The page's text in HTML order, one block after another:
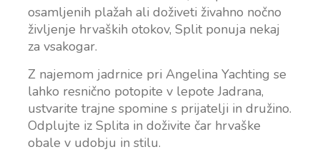
osamljenih plažah ali doživeti živahno nočno
življenje hrvaških otokov, Split ponuja nekaj
za vsakogar.
Z najemom jadrnice pri Angelina Yachting se
lahko resnično potopite v lepote Jadrana,
ustvarite trajne spomine s prijatelji in družino.
Odplujte iz Splita in doživite čar hrvaške
obale v udobju in stilu.